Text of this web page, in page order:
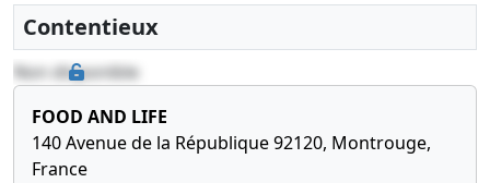
Contentieux
Non disponible
FOOD AND LIFE
140 Avenue de la République 92120, Montrouge,
France